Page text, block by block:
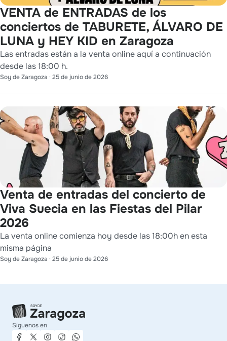
VENTA de ENTRADAS de los
conciertos de TABURETE, ÁLVARO DE
LUNA y HEY KID en Zaragoza
Las entradas están a la venta online aquí a continuación
desde las 18:00 h.
Soy de Zaragoza · 25 de junio de 2026
Venta de entradas del concierto de
Viva Suecia en las Fiestas del Pilar
2026
La venta online comienza hoy desde las 18:00h en esta
misma página
Soy de Zaragoza · 25 de junio de 2026
Síguenos en